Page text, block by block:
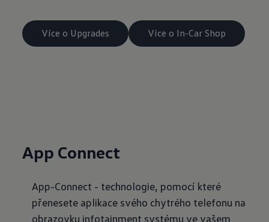
Více o Upgrades Více o In-Car Shop
App Connect
App-Connect - technologie, pomocí které
přenesete aplikace svého chytrého telefonu na
obrazovku infotainment systému ve vašem